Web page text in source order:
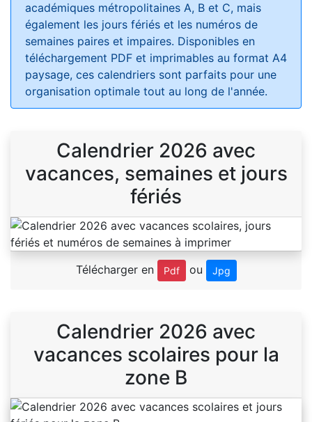
académiques métropolitaines A, B et C, mais
également les jours fériés et les numéros de
semaines paires et impaires. Disponibles en
téléchargement PDF et imprimables au format A4
paysage, ces calendriers sont parfaits pour une
organisation optimale tout au long de l'année.
Calendrier 2026 avec
vacances, semaines et jours
fériés
Télécharger en Pdf ou Jpg
Calendrier 2026 avec
vacances scolaires pour la
zone B